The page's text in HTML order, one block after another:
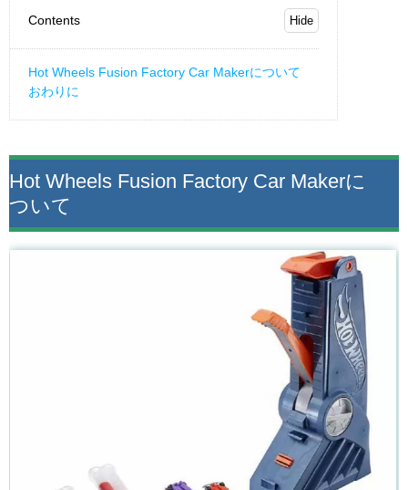
Contents
Hot Wheels Fusion Factory Car Makerについて
おわりに
Hot Wheels Fusion Factory Car Makerに
ついて